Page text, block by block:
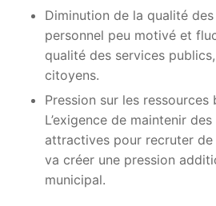
Diminution de la qualité
personnel peu motivé et
qualité des services
citoyens.
Pression sur les ressources
L’exigence de maintenir
attractives pour recruter
va créer une pression
municipal.